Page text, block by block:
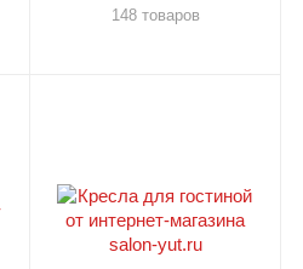
148 товаров